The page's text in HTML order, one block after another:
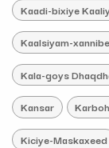
Kaadi-bixiye
Kaalsiyam-
Kala-goys
Kansar
Kiciye-Maskaxeed